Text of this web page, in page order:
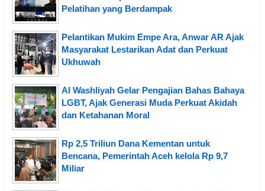
Pelatihan yang Berdampak
Pelantikan Mukim Empe Ara, Anwar AR Ajak
Masyarakat Lestarikan Adat dan Perkuat
Ukhuwah
Al Washliyah Gelar Pengajian Bahas Bahaya
LGBT, Ajak Generasi Muda Perkuat Akidah
dan Ketahanan Moral
Rp 2,5 Triliun Dana Kementan untuk
Bencana, Pemerintah Aceh kelola Rp 9,7
Miliar